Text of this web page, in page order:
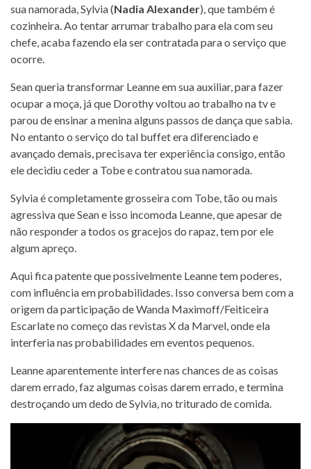
sua namorada, Sylvia (Nadia Alexander), que também é
cozinheira. Ao tentar arrumar trabalho para ela com seu
chefe, acaba fazendo ela ser contratada para o serviço que
ocorre.
Sean queria transformar Leanne em sua auxiliar, para fazer
ocupar a moça, já que Dorothy voltou ao trabalho na tv e
parou de ensinar a menina alguns passos de dança que sabia.
No entanto o serviço do tal buffet era diferenciado e
avançado demais, precisava ter experiência consigo, então
ele decidiu ceder a Tobe e contratou sua namorada.
Sylvia é completamente grosseira com Tobe, tão ou mais
agressiva que Sean e isso incomoda Leanne, que apesar de
não responder a todos os gracejos do rapaz, tem por ele
algum apreço.
Aqui fica patente que possivelmente Leanne tem poderes,
com influência em probabilidades. Isso conversa bem com a
origem da participação de Wanda Maximoff/Feiticeira
Escarlate no começo das revistas X da Marvel, onde ela
interferia nas probabilidades em eventos pequenos.
Leanne aparentemente interfere nas chances de as coisas
darem errado, faz algumas coisas darem errado, e termina
destroçando um dedo de Sylvia, no triturado de comida.